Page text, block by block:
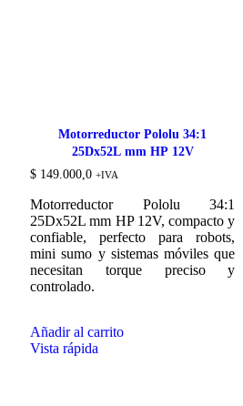
Motorreductor Pololu 34:1
25Dx52L mm HP 12V
$ 149.000,0 +IVA
Motorreductor Pololu 34:1
25Dx52L mm HP 12V, compacto y
confiable, perfecto para robots,
mini sumo y sistemas móviles que
necesitan torque preciso y
controlado.
Añadir al carrito
Vista rápida